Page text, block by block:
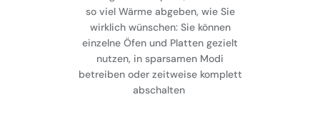
so viel Wärme abgeben, wie Sie
wirklich wünschen: Sie können
einzelne Öfen und Platten gezielt
nutzen, in sparsamen Modi
betreiben oder zeitweise komplett
abschalten